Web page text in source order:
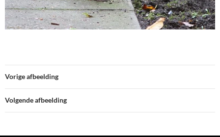
Vorige afbeelding
Volgende afbeelding